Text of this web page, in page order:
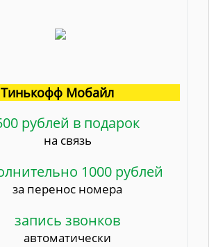
Тинькофф Мобайл
рублей в подарок
на связь
1000 рублей
за перенос номера
запись звонков
автоматически